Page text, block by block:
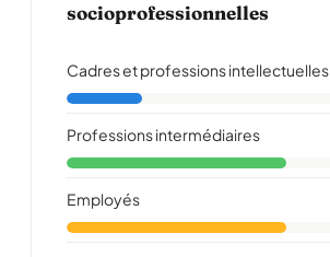
socioprofessionnelles
Cadres et professions intellectuelles
Professions intermédiaires
Employés